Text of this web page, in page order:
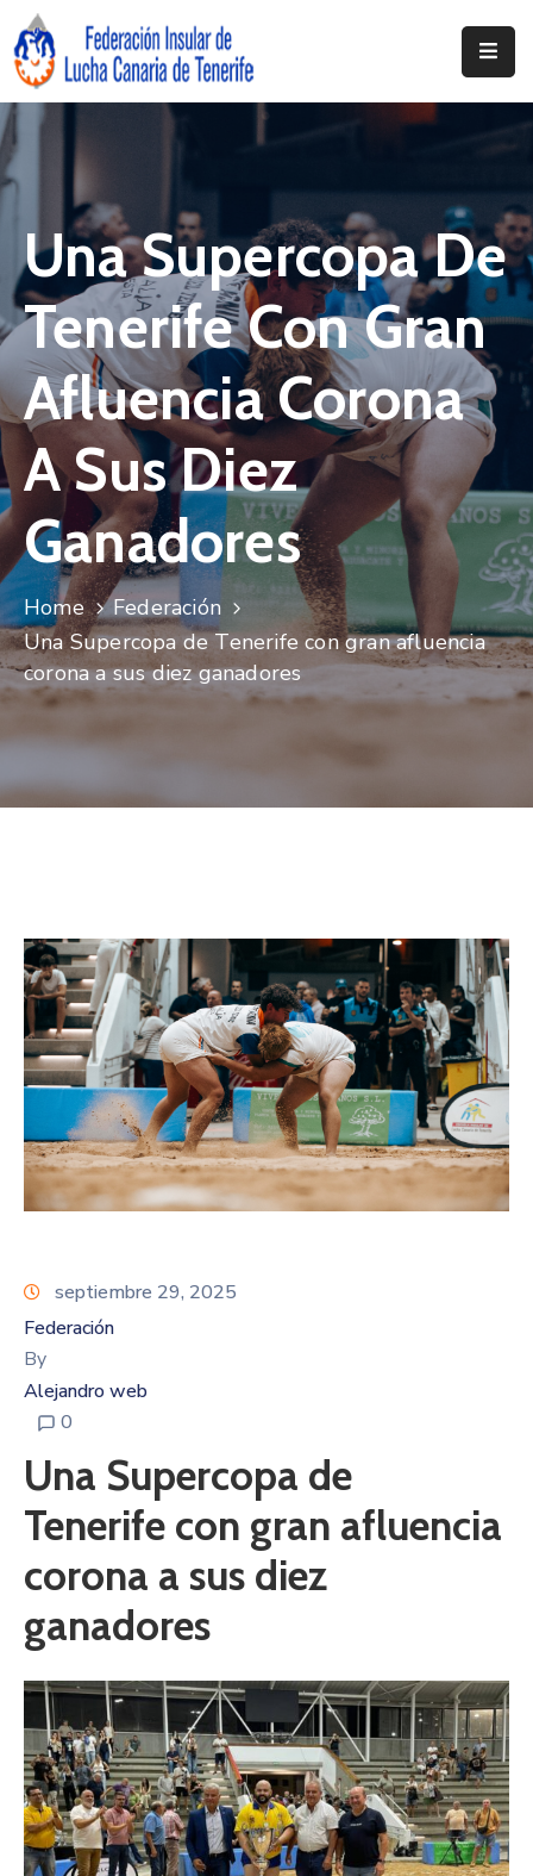
Inicio
Federación
Documentación
Noticias
Contacto
Resoluciones
Una Supercopa De
Tenerife Con Gran
Afluencia Corona
A Sus Diez
Ganadores
Home
Federación
Una Supercopa de Tenerife con gran afluencia
corona a sus diez ganadores
septiembre 29, 2025
Federación
By
Alejandro web
0
Una Supercopa de
Tenerife con gran afluencia
corona a sus diez
ganadores